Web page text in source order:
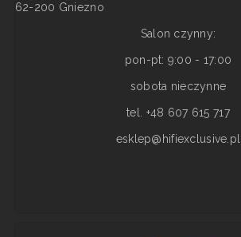
62-200 Gniezno
Salon czynny:
pon-pt: 9:00 - 17:00
sobota nieczynne
tel. +48 607 615 717
esklep@hifiexclusive.pl